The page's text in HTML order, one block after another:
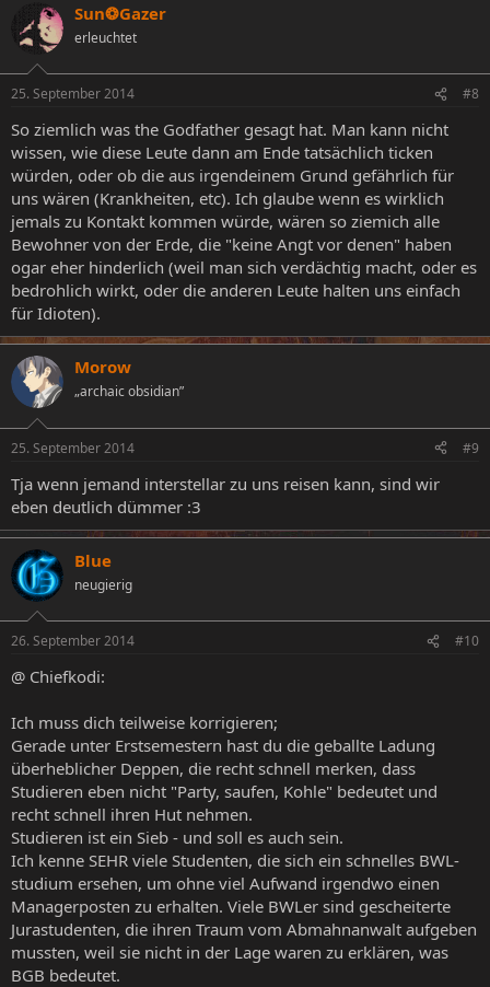
Sun❂Gazer
erleuchtet
25. September 2014 #8
So ziemlich was the Godfather gesagt hat. Man kann nicht
wissen, wie diese Leute dann am Ende tatsächlich ticken
würden, oder ob die aus irgendeinem Grund gefährlich für
uns wären (Krankheiten, etc). Ich glaube wenn es wirklich
jemals zu Kontakt kommen würde, wären so ziemich alle
Bewohner von der Erde, die "keine Angt vor denen" haben
ogar eher hinderlich (weil man sich verdächtig macht, oder es
bedrohlich wirkt, oder die anderen Leute halten uns einfach
für Idioten).
Morow
„archaic obsidian”
25. September 2014 #9
Tja wenn jemand interstellar zu uns reisen kann, sind wir
eben deutlich dümmer :3
Blue
neugierig
26. September 2014 #10
@ Chiefkodi:
Ich muss dich teilweise korrigieren;
Gerade unter Erstsemestern hast du die geballte Ladung
überheblicher Deppen, die recht schnell merken, dass
Studieren eben nicht "Party, saufen, Kohle" bedeutet und
recht schnell ihren Hut nehmen.
Studieren ist ein Sieb - und soll es auch sein.
Ich kenne SEHR viele Studenten, die sich ein schnelles BWL-
studium ersehen, um ohne viel Aufwand irgendwo einen
Managerposten zu erhalten. Viele BWLer sind gescheiterte
Jurastudenten, die ihren Traum vom Abmahnanwalt aufgeben
mussten, weil sie nicht in der Lage waren zu erklären, was
BGB bedeutet.